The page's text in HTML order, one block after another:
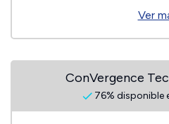
Ver
ConVergence
76% disponible